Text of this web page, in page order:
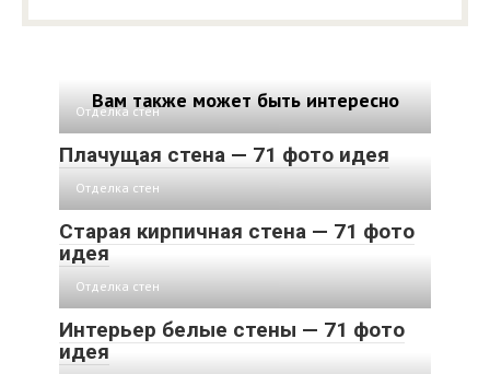
Вам также может быть интересно
Отделка стен
Плачущая стена — 71 фото идея
Отделка стен
Старая кирпичная стена — 71 фото
идея
Отделка стен
Интерьер белые стены — 71 фото
идея